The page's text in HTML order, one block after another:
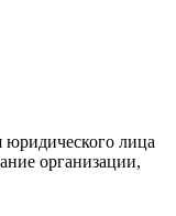
юридического лица
организации,